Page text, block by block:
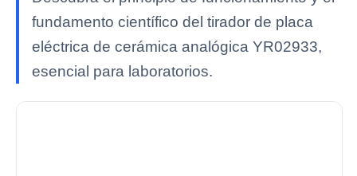
fundamento científico del tirador de placa
eléctrica de cerámica analógica YR02933,
esencial para laboratorios.